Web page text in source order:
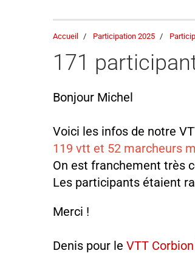
Accueil Participation 2025
171
Bonjour Michel
Voici les infos de notre
119 vtt et 52 marcheurs
On est franchement très
Les participants étaient
Merci !
Denis pour le VTT